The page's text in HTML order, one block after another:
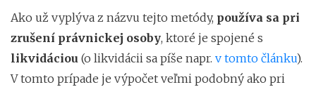
Ako už vyplýva z názvu tejto metódy, používa sa pri
zrušení právnickej osoby, ktoré je spojené s
likvidáciou (o likvidácii sa píše napr. v tomto článku).
V tomto prípade je výpočet veľmi podobný ako pri